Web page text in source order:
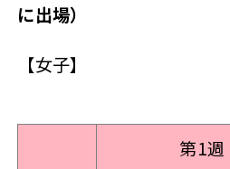
に出場）
【女子】
第1週